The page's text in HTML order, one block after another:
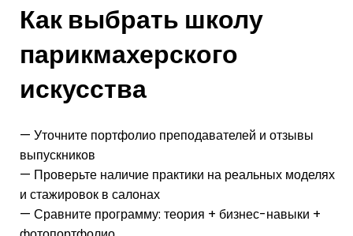
Как выбрать школу
парикмахерского
искусства
— Уточните портфолио преподавателей и отзывы
выпускников
— Проверьте наличие практики на реальных моделях
и стажировок в салонах
— Сравните программу: теория + бизнес-навыки +